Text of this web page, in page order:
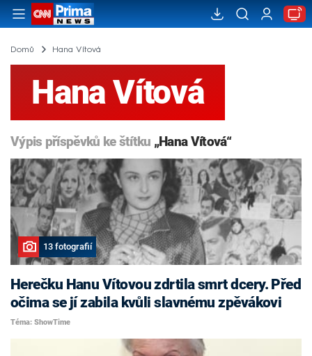
Domů Hana Vítová
Hana Vítová
Výpis příspěvků ke štítku „Hana Vítová“
13 fotografií
Herečku Hanu Vítovou zdrtila smrt dcery. Před
očima se jí zabila kvůli slavnému zpěvákovi
Téma: ShowTime